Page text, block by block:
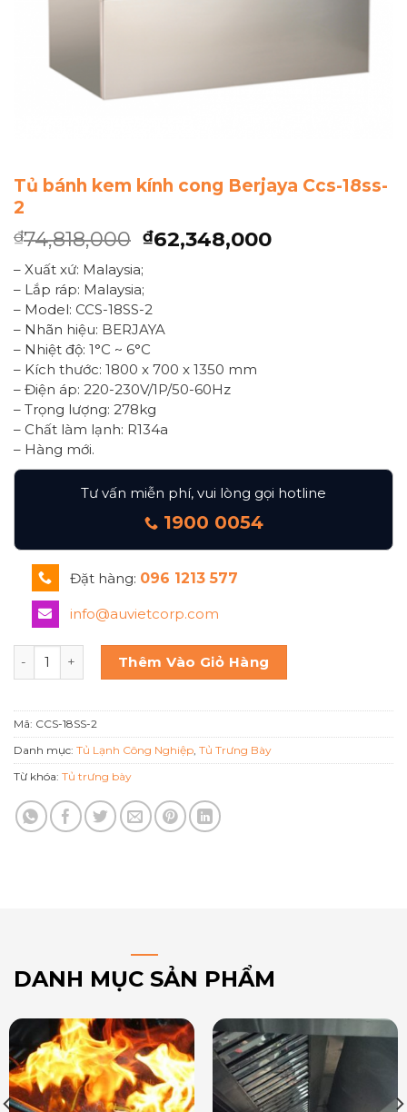
Tủ bánh kem kính cong Berjaya Ccs-18ss-
2
₫74,818,000 ₫62,348,000
– Xuất xứ: Malaysia;
– Lắp ráp: Malaysia;
– Model: CCS-18SS-2
– Nhãn hiệu: BERJAYA
– Nhiệt độ: 1°C ~ 6°C
– Kích thước: 1800 x 700 x 1350 mm
– Điện áp: 220-230V/1P/50-60Hz
– Trọng lượng: 278kg
– Chất làm lạnh: R134a
– Hàng mới.
Tư vấn miễn phí, vui lòng gọi hotline
1900 0054
Đặt hàng: 096 1213 577
info@auvietcorp.com
Tủ bánh kem kính cong Berjaya Ccs-18ss-2 số lượng
Thêm Vào Giỏ Hàng
Mã: CCS-18SS-2
Danh mục: Tủ Lạnh Công Nghiệp, Tủ Trưng Bày
Từ khóa: Tủ trưng bày
DANH MỤC SẢN PHẨM